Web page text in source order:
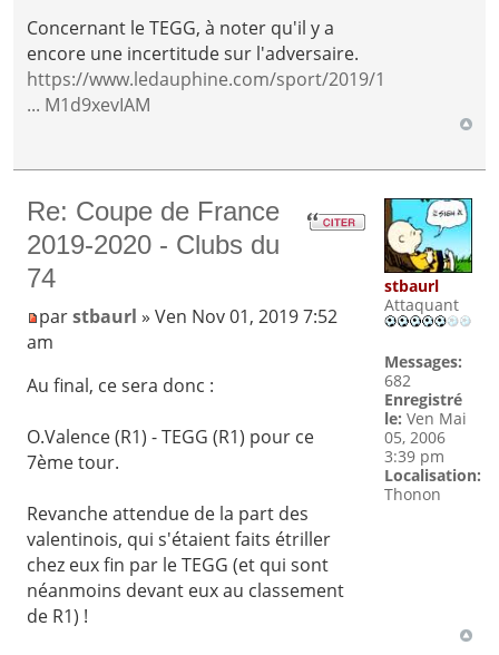
Concernant le TEGG, à noter qu'il y a
encore une incertitude sur l'adversaire.
https://www.ledauphine.com/sport/2019/1
... M1d9xevIAM
Re: Coupe de France
2019-2020 - Clubs du
74
parstbaurl » Ven Nov 01, 2019 7:52
am
Au final, ce sera donc :
O.Valence (R1) - TEGG (R1) pour ce
7ème tour.
Revanche attendue de la part des
valentinois, qui s'étaient faits étriller
chez eux fin par le TEGG (et qui sont
néanmoins devant eux au classement
de R1) !
stbaurl
Attaquant
Messages:
682
Enregistré
le: Ven Mai
05, 2006
3:39 pm
Localisation:
Thonon